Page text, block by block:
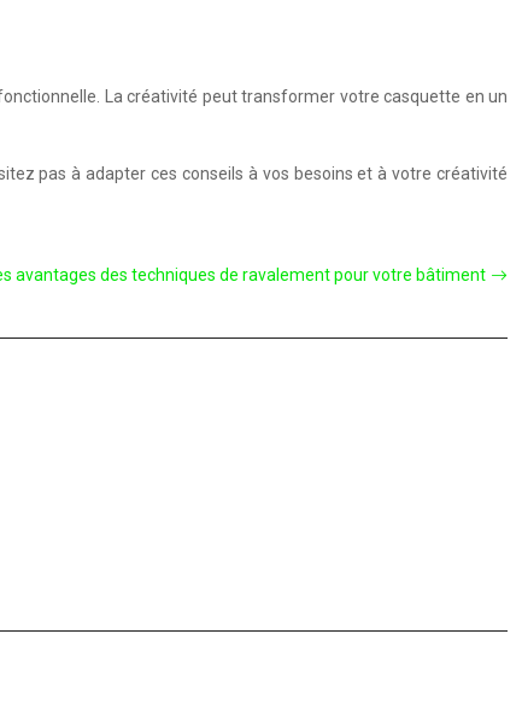
La créativité peut transformer votre casquette en un
pas à adapter ces conseils à vos besoins et à votre créativité
avantages des techniques de ravalement pour votre bâtiment